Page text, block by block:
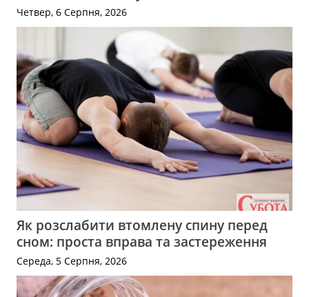
Четвер, 6 Серпня, 2026
Як розслабити втомлену спину перед
сном: проста вправа та застереження
Середа, 5 Серпня, 2026